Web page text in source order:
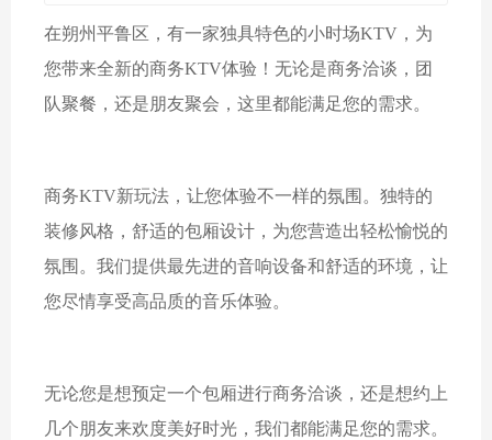
在朔州平鲁区，有一家独具特色的小时场KTV，为
您带来全新的商务KTV体验！无论是商务洽谈，团
队聚餐，还是朋友聚会，这里都能满足您的需求。
商务KTV新玩法，让您体验不一样的氛围。独特的
装修风格，舒适的包厢设计，为您营造出轻松愉悦的
氛围。我们提供最先进的音响设备和舒适的环境，让
您尽情享受高品质的音乐体验。
无论您是想预定一个包厢进行商务洽谈，还是想约上
几个朋友来欢度美好时光，我们都能满足您的需求。